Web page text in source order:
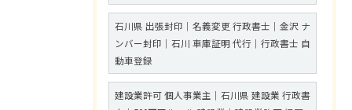
石川県 出張封印｜名義変更 行政書士｜金沢 ナ
ンバー封印｜石川 車庫証明 代行｜行政書士 自
動車登録
建設業許可 個人事業主｜石川県 建設業 行政書